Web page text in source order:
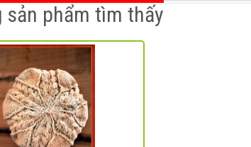
sản phẩm tìm thấy